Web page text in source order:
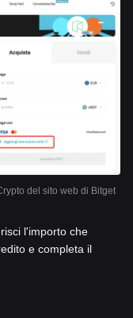
del sito web di Bitget
l'importo che
e completa il